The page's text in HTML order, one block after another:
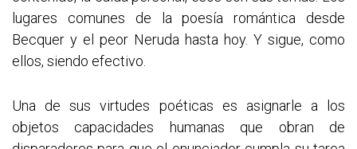
lugares comunes de la poesía romántica desde
Becquer y el peor Neruda hasta hoy. Y sigue, como
ellos, siendo efectivo.
Una de sus virtudes poéticas es asignarle a los
objetos capacidades humanas que obran de